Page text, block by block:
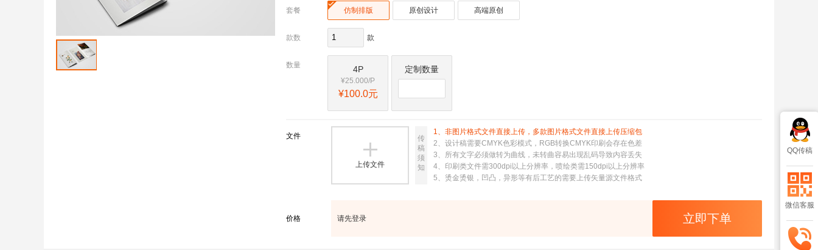
套餐  仿制排版 原创设计 高端原创
款数 款
数量 4P
¥25.000/P
¥100.0元
定制数量
文件

上传文件
传
稿
须
知
1、非图片格式文件直接上传，多款图片格式文件直接上传压缩包
2、设计稿需要CMYK色彩模式，RGB转换CMYK印刷会存在色差
3、所有文字必须做转为曲线，未转曲容易出现乱码导致内容丢失
4、印刷类文件需300dpi以上分辨率，喷绘类需150dpi以上分辨率
5、烫金烫银，凹凸，异形等有后工艺的需要上传矢量源文件格式
价格 请先登录 立即下单
QQ传稿
微信客服